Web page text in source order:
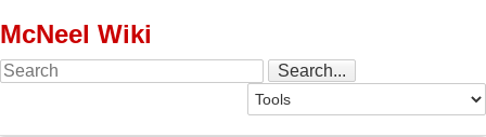
McNeel Wiki